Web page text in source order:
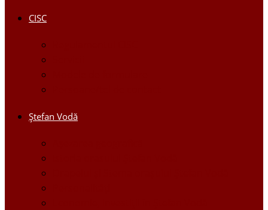
CISC
Ştefan Vodă